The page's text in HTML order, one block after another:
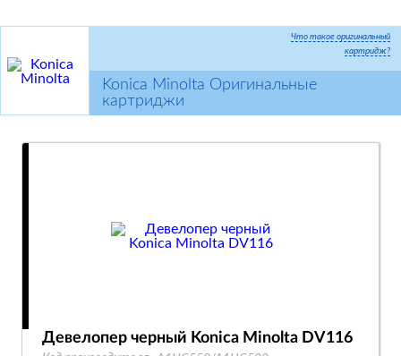
Что такое оригинальный
картридж?
Konica Minolta Оригинальные
картриджи
Девелопер черный Konica Minolta DV116